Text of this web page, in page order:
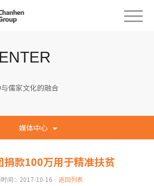
儒家文化的融合
媒体中心
捐款100万用于精准扶贫
时间：2017-10-16 返回列表